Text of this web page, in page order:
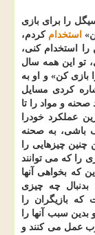
را برای بازی
استخدام کردم،
را استخدام کنی،
تو این همه سال
بازی کن» و او به
کردی مسایل
صحنه و مواد را تا
عملکرد خودرا
باشی، به صحنه
چیزهایی را
را که می توانند
که بخواهی آنها
بدنبال چه چیزی
بازیگران را
سبب آنها را
عمل می کنند و